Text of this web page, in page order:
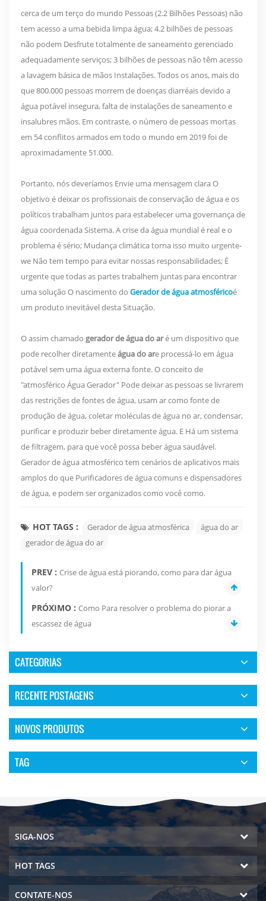
cerca de um terço do mundo Pessoas (2.2 Bilhões Pessoas) não
tem acesso a uma bebida limpa água; 4.2 bilhões de pessoas
não podem Desfrute totalmente de saneamento gerenciado
adequadamente serviços; 3 bilhões de pessoas não têm acesso
a lavagem básica de mãos Instalações. Todos os anos, mais do
que 800.000 pessoas morrem de doenças diarréais devido a
água potável insegura, falta de instalações de saneamento e
insalubres mãos. Em contraste, o número de pessoas mortas
em 54 conflitos armados em todo o mundo em 2019 foi de
aproximadamente 51.000.
Portanto, nós deveríamos Envie uma mensagem clara O
objetivo é deixar os profissionais de conservação de água e os
políticos trabalham juntos para estabelecer uma governança de
água coordenada Sistema. A crise da água mundial é real e o
problema é sério; Mudança climática torna isso muito urgente-
we Não tem tempo para evitar nossas responsabilidades; É
urgente que todas as partes trabalhem juntas para encontrar
uma solução O nascimento do Gerador de água atmosféricoé
um produto inevitável desta Situação.
O assim chamado gerador de água do aré um dispositivo que
pode recolher diretamenteágua do are processá-lo em água
potável sem uma água externa fonte. O conceito de
"atmosférico Água Gerador" Pode deixar as pessoas se livrarem
das restrições de fontes de água, usam ar como fonte de
produção de água, coletar moléculas de água no ar, condensar,
purificar e produzir beber diretamente água. E Há um sistema
de filtragem, para que você possa beber água saudável.
Gerador de água atmosférico tem cenários de aplicativos mais
amplos do que Purificadores de água comuns e dispensadores
de água, e podem ser organizados como você como.
HOT TAGS : Gerador de água atmosférica
água do ar
gerador de água do ar
PREV : Crise de água está piorando, como para dar água
valor?
PRÓXIMO : Como Para resolver o problema do piorar a
escassez de água
CATEGORIAS
RECENTE POSTAGENS
NOVOS PRODUTOS
TAG
SIGA-NOS
HOT TAGS
CONTATE-NOS